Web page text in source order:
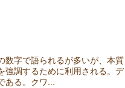
数字で語られるが多いが、本質
強調するために利用される。デ
ある。クワ...